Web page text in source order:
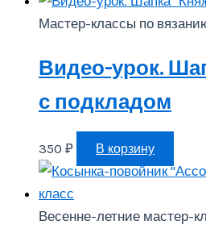
Мастер-классы по
Видео-урок.
с подкладом
350 ₽ В корзину
Весенне-летние мастер-